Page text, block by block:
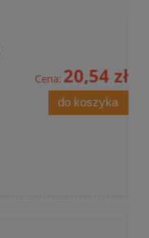
Cena: 20,54 zł
do koszyka